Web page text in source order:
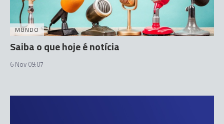
MUNDO
Saiba o que hoje é notícia
6 Nov 09:07